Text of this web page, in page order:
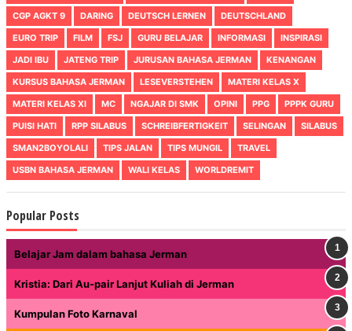
CGP AGKT 9
DARING DEUTSCH LERNEN
DEUTSCHLAND
EURO TRIP
FILM FSJ GURU BELAJAR INFORMASI
INSPIRASI
JADI IBU
JATENG TRIP JURUSAN BAHASA JERMAN
KENANGAN
KURSUS BAHASA JERMAN
LESEVERSTEHEN
MATERI KELAS X
MATERI KELAS XI
MC NGAJAR DI SMK OPINI PPG
PPPK GURU
PUISI HATI
RPP SILABUS SCHREIBFERTIGKEIT SELINGAN
SILABUS
SMAN2BOYOLALI
TIPS JALAN TIPS MUNGIL
TRAVEL
USBN BAHASA JERMAN
WALI KELAS WORLDREMIT
Popular Posts
Belajar Jam dalam bahasa Jerman
Kristia: Dari Au-pair Lanjut Kuliah di Jerman
Kumpulan Foto Karnaval